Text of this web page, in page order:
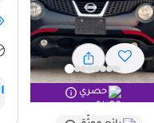
حصري
ملخص
تُعدّ نيسان جوك هذه خيارًا
تجمع بين تصميمها العصري
تشتهر بها المنطقة. وبفضل
لسيارة من نفس عمرها في